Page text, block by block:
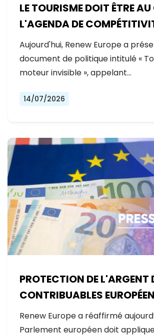
LE TOURISME DOIT ÊTRE
L'AGENDA DE
L'EUROPE
Aujourd'hui, Renew Europe a
document de politique intitulé «
moteur invisible », appelant…
14/07/2026
PROTECTION DE L'ARGENT
CONTRIBUABLES
AUCUNE EXCEPTION
Renew Europe a réaffirmé
Parlement européen doit